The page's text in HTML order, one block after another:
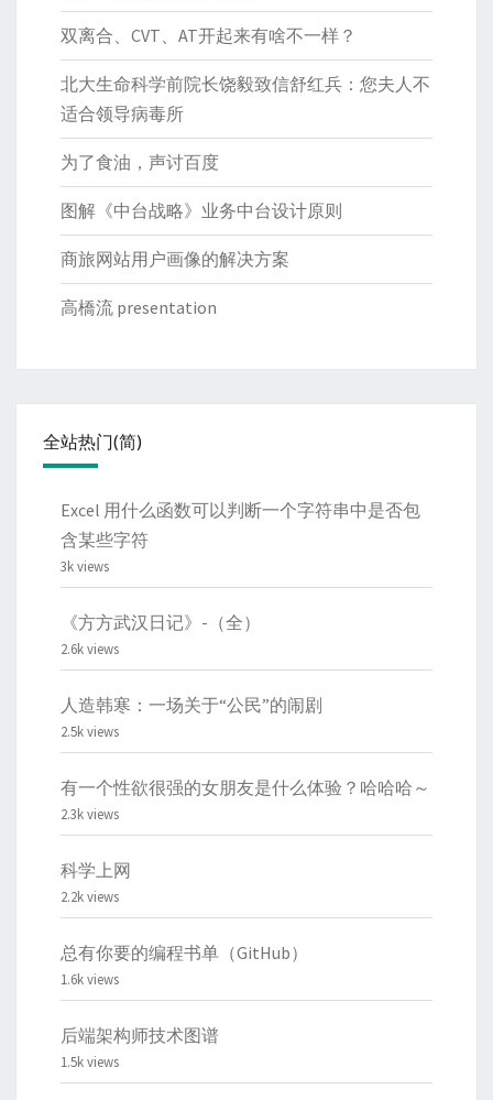
双离合、CVT、AT开起来有啥不一样？
北大生命科学前院长饶毅致信舒红兵：您夫人不
适合领导病毒所
为了食油，声讨百度
图解《中台战略》业务中台设计原则
商旅网站用户画像的解决方案
高橋流 presentation
全站热门(简)
Excel 用什么函数可以判断一个字符串中是否包
含某些字符
3k views
《方方武汉日记》-（全）
2.6k views
人造韩寒：一场关于“公民”的闹剧
2.5k views
有一个性欲很强的女朋友是什么体验？哈哈哈～
2.3k views
科学上网
2.2k views
总有你要的编程书单（GitHub）
1.6k views
后端架构师技术图谱
1.5k views